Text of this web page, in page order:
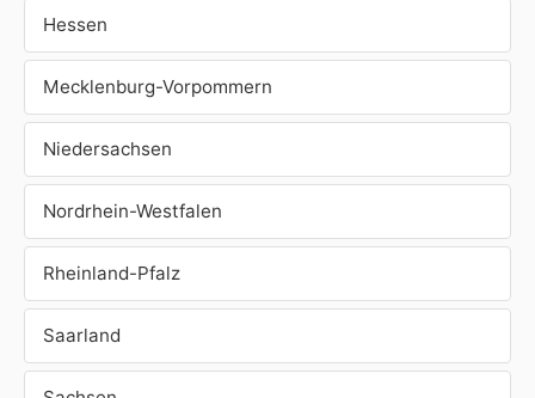
Hessen
Mecklenburg-Vorpommern
Niedersachsen
Nordrhein-Westfalen
Rheinland-Pfalz
Saarland